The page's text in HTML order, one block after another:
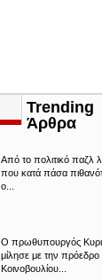
Trending
Άρθρα
Από το πολιτικό παζλ
που κατά πάσα
ο...
Ο πρωθυπουργός
μίλησε με την
Κοινοβουλίου...